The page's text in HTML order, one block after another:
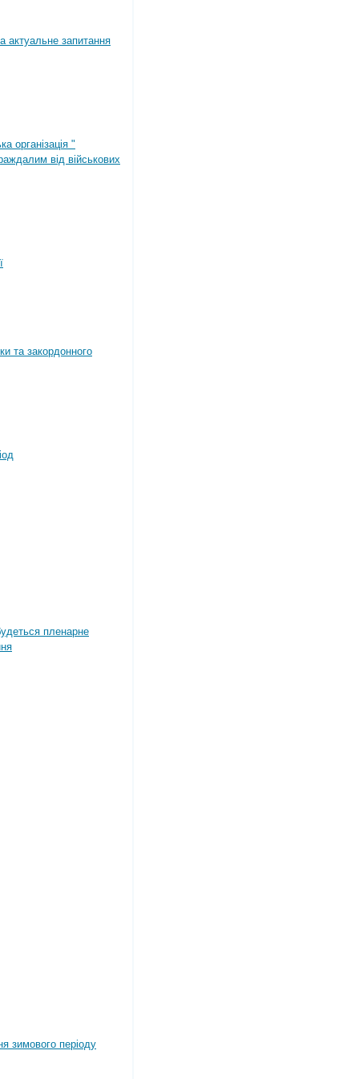
актуальне запитання
організація "
від військових
та закордонного
пленарне
зимового періоду